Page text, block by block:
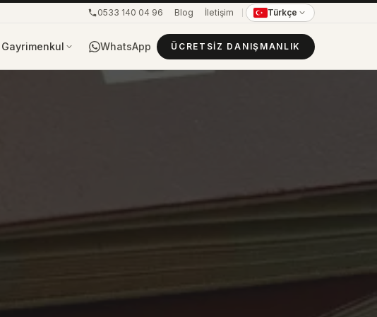
0533 140 04 96 Blog İletişim Türkçe
Gayrimenkul WhatsApp ÜCRETSIZ DANIŞMANLIK